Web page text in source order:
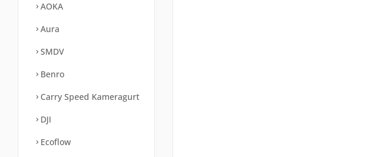
AOKA
Aura
SMDV
Benro
Carry Speed Kameragurt
DJI
Ecoflow